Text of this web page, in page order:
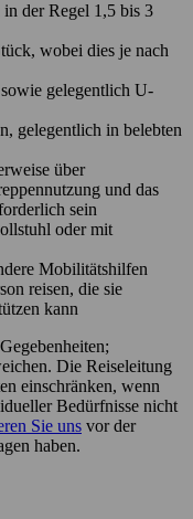
der Regel 1,5 bis 3
wobei dies je nach
gelegentlich U-
gelegentlich in belebten
über
und das
sein
oder mit
Mobilitätshilfen
reisen, die sie
kann
Die Reiseleitung
einschränken, wenn
Bedürfnisse nicht
Sie uns vor der
haben.